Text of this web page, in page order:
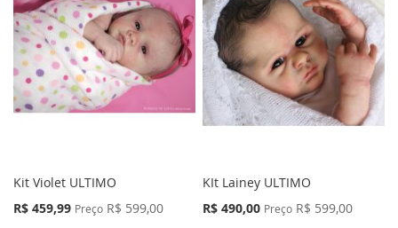
Kit Violet ULTIMO
Preço
R$ 459,99 Preço R$ 599,00
KIt Lainey ULTIMO
Preço
R$ 490,00 Preço R$ 599,00